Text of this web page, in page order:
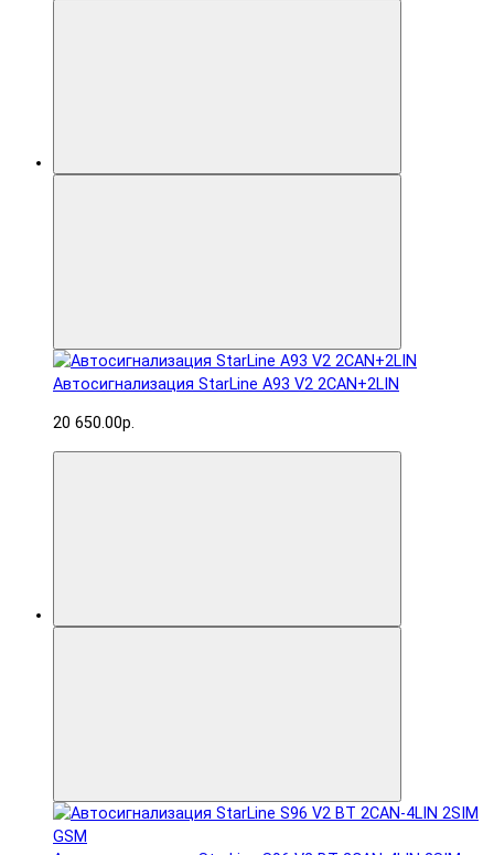
Автосигнализация StarLine A93 V2 2CAN+2LIN
20 650.00р.